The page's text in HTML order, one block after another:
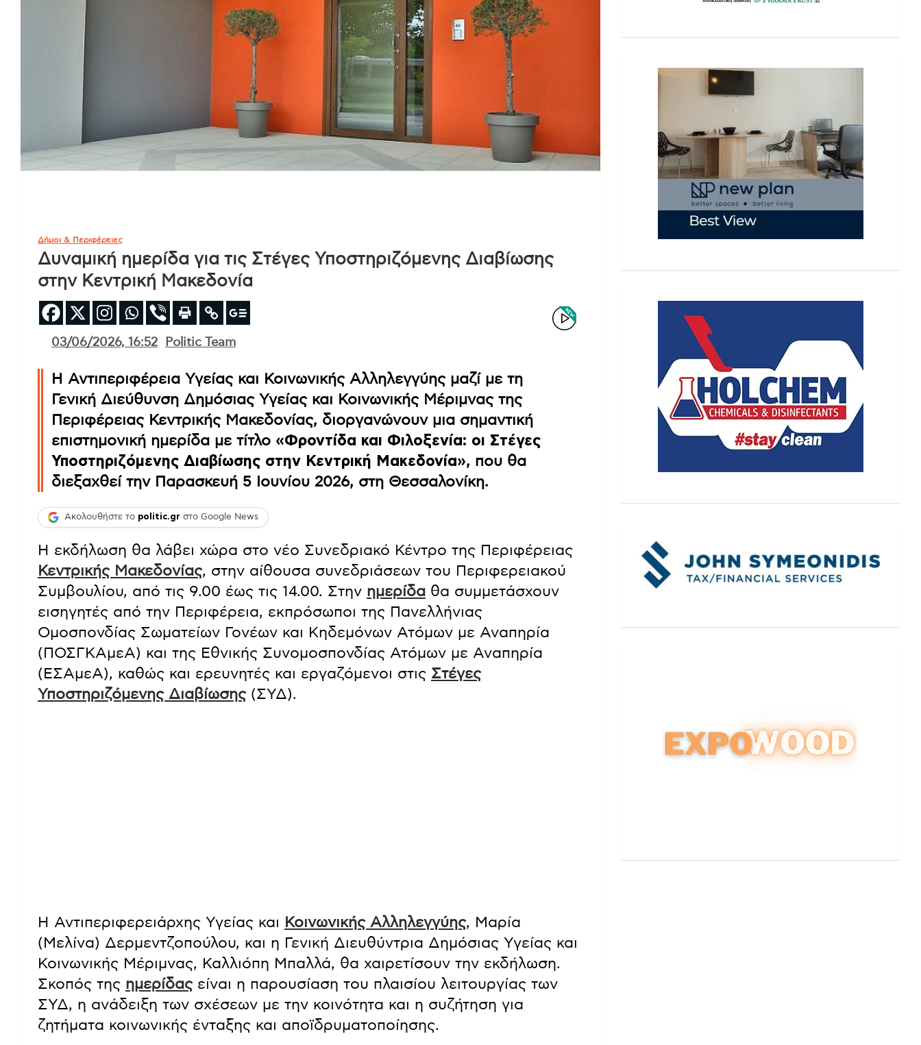
Δήμοι & Περιφέρειες
Δυναμική ημερίδα για τις Στέγες Υποστηριζόμενης Διαβίωσης
στην Κεντρική Μακεδονία
03/06/2026, 16:52 Politic Team
Η Αντιπεριφέρεια Υγείας και Κοινωνικής Αλληλεγγύης μαζί με τη
Γενική Διεύθυνση Δημόσιας Υγείας και Κοινωνικής Μέριμνας της
Περιφέρειας Κεντρικής Μακεδονίας, διοργανώνουν μια σημαντική
επιστημονική ημερίδα με τίτλο «Φροντίδα και Φιλοξενία: οι Στέγες
Υποστηριζόμενης Διαβίωσης στην Κεντρική Μακεδονία», που θα
διεξαχθεί την Παρασκευή 5 Ιουνίου 2026, στη Θεσσαλονίκη.
Ακολουθήστε το politic.gr στο Google News
Η εκδήλωση θα λάβει χώρα στο νέο Συνεδριακό Κέντρο της Περιφέρειας
Κεντρικής Μακεδονίας, στην αίθουσα συνεδριάσεων του Περιφερειακού
Συμβουλίου, από τις 9.00 έως τις 14.00. Στην ημερίδα θα συμμετάσχουν
εισηγητές από την Περιφέρεια, εκπρόσωποι της Πανελλήνιας
Ομοσπονδίας Σωματείων Γονέων και Κηδεμόνων Ατόμων με Αναπηρία
(ΠΟΣΓΚΑμεΑ) και της Εθνικής Συνομοσπονδίας Ατόμων με Αναπηρία
(ΕΣΑμεΑ), καθώς και ερευνητές και εργαζόμενοι στις Στέγες
Υποστηριζόμενης Διαβίωσης(ΣΥΔ).
Η Αντιπεριφερειάρχης Υγείας και Κοινωνικής Αλληλεγγύης, Μαρία
(Μελίνα) Δερμεντζοπούλου, και η Γενική Διευθύντρια Δημόσιας Υγείας και
Κοινωνικής Μέριμνας, Καλλιόπη Μπαλλά, θα χαιρετίσουν την εκδήλωση.
Σκοπός της ημερίδαςείναι η παρουσίαση του πλαισίου λειτουργίας των
ΣΥΔ, η ανάδειξη των σχέσεων με την κοινότητα και η συζήτηση για
ζητήματα κοινωνικής ένταξης και αποϊδρυματοποίησης.